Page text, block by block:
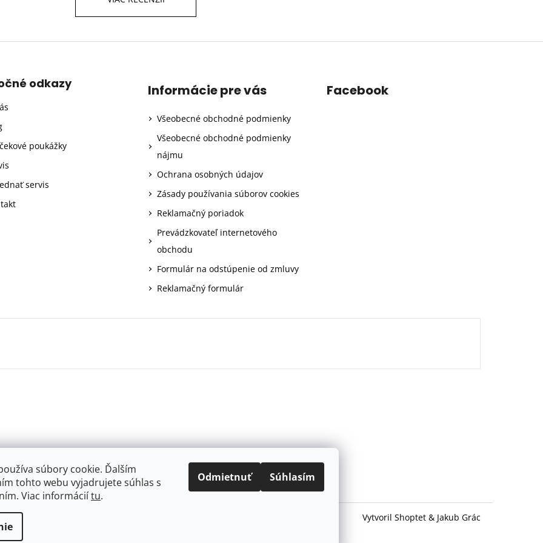
súbory cookie. Ďalším
tohto webu vyjadrujete súhlas s
Viac informáciítu.
Odmietnuť Súhlasím
odkazy
poukážky
servis
Informácie pre vás
Všeobecné obchodné podmienky
Všeobecné obchodné podmienky
nájmu
Ochrana osobných údajov
Zásady používania súborov cookies
Reklamačný poriadok
Prevádzkovateľ internetového
obchodu
Formulár na odstúpenie od zmluvy
Reklamačný formulár
Facebook
Vytvoril Shoptet & Jakub Grác